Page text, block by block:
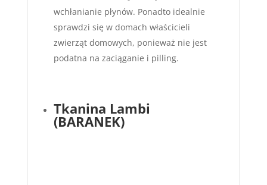
wchłanianie płynów. Ponadto idealnie
sprawdzi się w domach właścicieli
zwierząt domowych, ponieważ nie jest
podatna na zaciąganie i pilling.
Tkanina Lambi
(BARANEK)